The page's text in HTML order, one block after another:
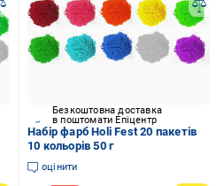
Безкоштовна доставка
в поштомати Епіцентр
Набір фарб Holi Fest 20 пакетів
10 кольорів 50 г
оцінити